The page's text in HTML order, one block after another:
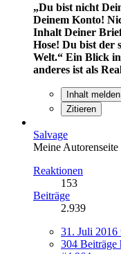
„Du bist nicht
Deinem Konto!
Inhalt Deiner
Hose! Du bist der
Welt.“ Ein Blick
anderes ist als
Inhalt melden
Zitieren
Salvage
Meine Autorenseite
Reaktionen
153
Beiträge
2.939
31. Juli 2016
304 Beiträge